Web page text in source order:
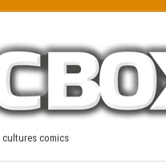
cultures comics